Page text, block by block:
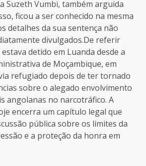
Suzeth Vumbi, também arguida
ficou a ser conhecido na mesma
detalhes da sua sentença não
divulgados.De referir
estava detido em Luanda desde a
de Moçambique, em
refugiado depois de ter tornado
sobre o alegado envolvimento
angolanas no narcotráfico. A
encerra um capítulo legal que
pública sobre os limites da
e a proteção da honra em